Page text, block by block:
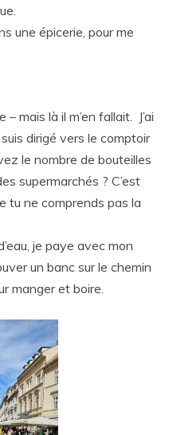
une épicerie, pour me
– mais là il m’en fallait. J’ai
dirigé vers le comptoir
le nombre de bouteilles
supermarchés ? C’est
tu ne comprends pas la
je paye avec mon
un banc sur le chemin
manger et boire.